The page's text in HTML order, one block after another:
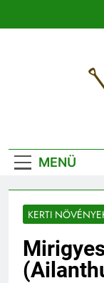
MENÜ
KERTI